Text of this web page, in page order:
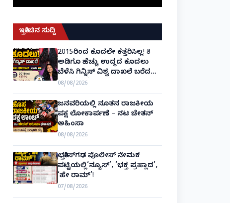
ಇತ್ತೀಚಿನ ಸುದ್ದಿ
2015ರಿಂದ ಕೂದಲೇ ಕತ್ತರಿಸಿಲ್ಲ! 8
ಅಡಿಗೂ ಹೆಚ್ಚು ಉದ್ದದ ಕೂದಲು
ಬೆಳೆಸಿ ಗಿನ್ನಿಸ್ ವಿಶ್ವ ದಾಖಲೆ ಬರೆದ
ಭಾರತದ ರೇಣು ಧರಿಯಾಲ್!
08/08/2026
ಜನವರಿಯಲ್ಲಿ ನೂತನ ರಾಜಕೀಯ
ಪಕ್ಷ ಲೋಕಾರ್ಪಣೆ – ನಟ ಚೇತನ್
ಅಹಿಂಸಾ
08/08/2026
ಛತ್ತೀಸ್‌ಗಢ ಪೊಲೀಸ್ ನೇಮಕ
ಪಟ್ಟಿಯಲ್ಲಿ‘ನ್ಯೂಸ್’, ‘ಭಕ್ತ ಪ್ರಹ್ಲಾದ’,
‘ಹೇ ರಾಮ್’!
07/08/2026